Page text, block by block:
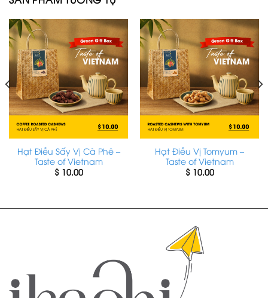
Hạt Điều Sấy Vị Cà Phê –
Taste of Vietnam
$10.00
Hạt Điều Vị Tomyum –
Taste of Vietnam
$10.00